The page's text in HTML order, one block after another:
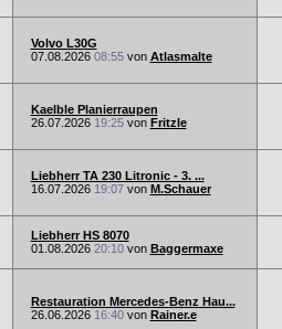
Volvo L30G
07.08.2026 08:55von Atlasmalte
Kaelble Planierraupen
26.07.2026 19:25von Fritzle
Liebherr TA 230 Litronic - 3. ...
16.07.2026 19:07von M.Schauer
Liebherr HS 8070
01.08.2026 20:10von Baggermaxe
Restauration Mercedes-Benz Hau...
26.06.2026 16:40von Rainer.e